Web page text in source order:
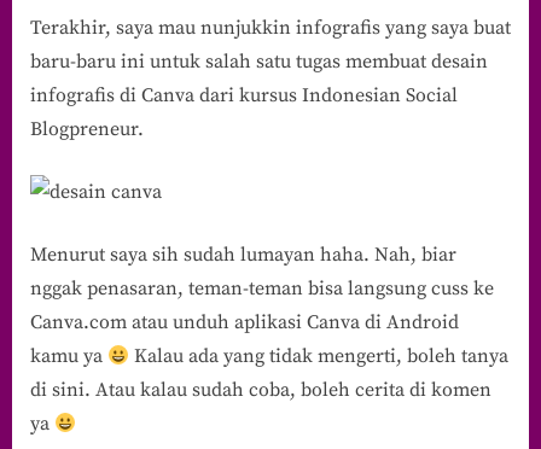
Terakhir, saya mau nunjukkin infografis yang saya buat
baru-baru ini untuk salah satu tugas membuat desain
infografis di Canva dari kursus Indonesian Social
Blogpreneur.
Menurut saya sih sudah lumayan haha. Nah, biar
nggak penasaran, teman-teman bisa langsung cuss ke
Canva.com atau unduh aplikasi Canva di Android
kamu ya
Kalau ada yang tidak mengerti, boleh tanya
di sini. Atau kalau sudah coba, boleh cerita di komen
ya